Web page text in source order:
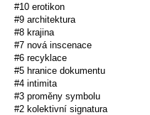
#10 erotikon
#9 architektura
#8 krajina
#7 nová inscenace
#6 recyklace
#5 hranice dokumentu
#4 intimita
#3 proměny symbolu
#2 kolektivní signatura